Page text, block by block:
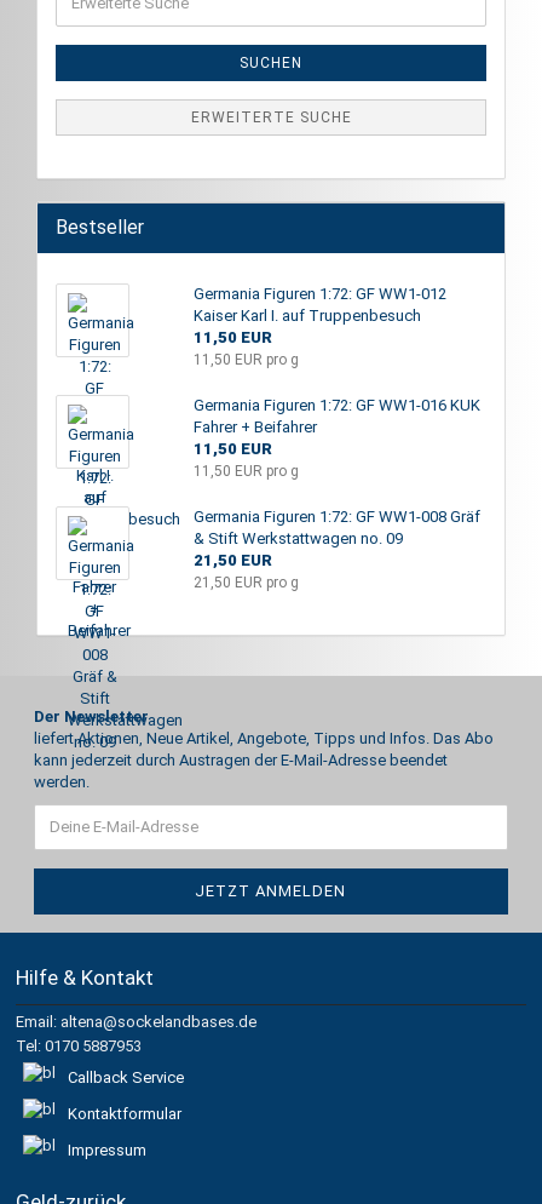
Suche
SUCHEN
ERWEITERTE SUCHE
Bestseller
Germania Figuren 1:72: GF WW1-012
Kaiser Karl I. auf Truppenbesuch
11,50 EUR
11,50 EUR pro g
Germania Figuren 1:72: GF WW1-016 KUK
Fahrer + Beifahrer
11,50 EUR
11,50 EUR pro g
Germania Figuren 1:72: GF WW1-008 Gräf
& Stift Werkstattwagen no. 09
21,50 EUR
21,50 EUR pro g
Der Newsletter
liefert Aktionen, Neue Artikel, Angebote, Tipps und Infos. Das Abo
kann jederzeit durch Austragen der E-Mail-Adresse beendet
werden.
Hilfe & Kontakt
Email: altena@sockelandbases.de
Tel: 0170 5887953
Callback Service
Kontaktformular
Impressum